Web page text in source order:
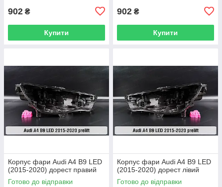
902 ₴
Купити
902 ₴
Купити
Корпус фари Audi A4 B9 LED
(2015-2020) дорест правий
Готово до відправки
Корпус фари Audi A4 B9 LED
(2015-2020) дорест лівий
Готово до відправки